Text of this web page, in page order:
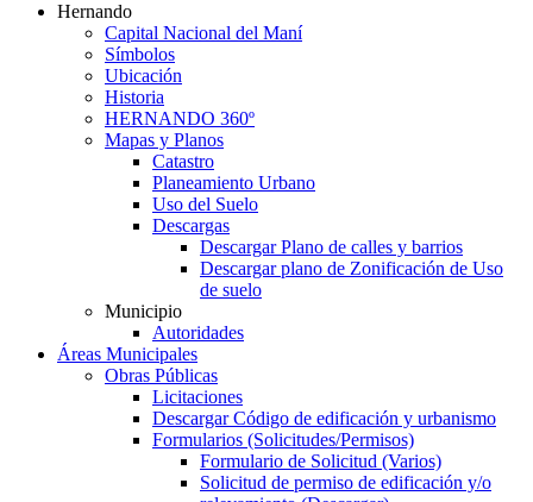
Hernando
Capital Nacional del Maní
Símbolos
Ubicación
Historia
HERNANDO 360º
Mapas y Planos
Catastro
Planeamiento Urbano
Uso del Suelo
Descargas
Descargar Plano de calles y barrios
Descargar plano de Zonificación de Uso
de suelo
Municipio
Autoridades
Áreas Municipales
Obras Públicas
Licitaciones
Descargar Código de edificación y urbanismo
Formularios (Solicitudes/Permisos)
Formulario de Solicitud (Varios)
Solicitud de permiso de edificación y/o